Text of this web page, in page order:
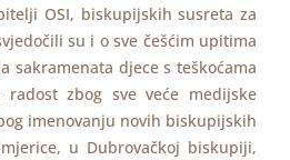
OSI, biskupijskih susreta za
su i o sve češćim upitima
sakramenata djece s teškoćama
zbog sve veće medijske
imenovanju novih biskupijskih
u Dubrovačkoj biskupiji,